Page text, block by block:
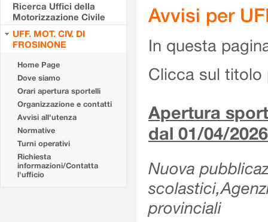
Ricerca Uffici della
Motorizzazione Civile
UFF. MOT. CIV. DI
FROSINONE
Home Page
Dove siamo
Orari apertura sportelli
Organizzazione e contatti
Avvisi all'utenza
Normative
Turni operativi
Richiesta
informazioni/Contatta
l'ufficio
Avvisi per
In questa
Clicca sul titolo
Apertura
dal 01/04/2026
Nuova
provinciali